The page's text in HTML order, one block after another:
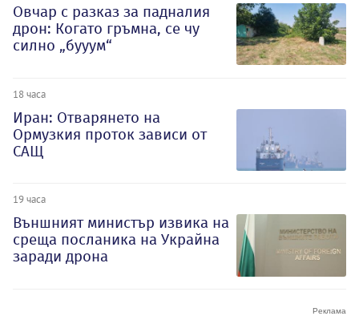
Овчар с разказ за падналия
дрон: Когато гръмна, се чу
силно „бууум“
18 часа
Иран: Отварянето на
Ормузкия проток зависи от
САЩ
19 часа
Външният министър извика на
среща посланика на Украйна
заради дрона